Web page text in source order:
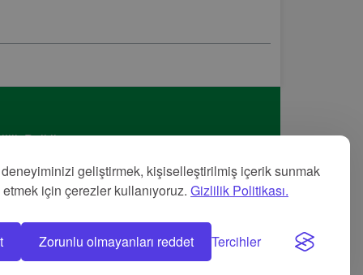
deneyiminizi geliştirmek, kişiselleştirilmiş içerik sunmak
için çerezler kullanıyoruz. Gizlilik Politikası.
Zorunlu olmayanları reddet Tercihler
Politikası